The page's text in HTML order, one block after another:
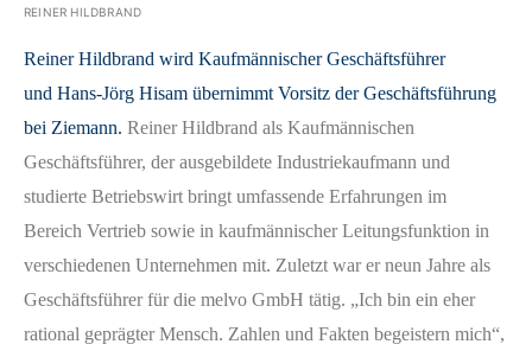
REINER HILDBRAND
Reiner Hildbrand wird Kaufmännischer Geschäftsführer
und Hans-Jörg Hisam übernimmt Vorsitz der Geschäftsführung
bei Ziemann. Reiner Hildbrand als Kaufmännischen
Geschäftsführer, der ausgebildete Industriekaufmann und
studierte Betriebswirt bringt umfassende Erfahrungen im
Bereich Vertrieb sowie in kaufmännischer Leitungsfunktion in
verschiedenen Unternehmen mit. Zuletzt war er neun Jahre als
Geschäftsführer für die melvo GmbH tätig. „Ich bin ein eher
rational geprägter Mensch. Zahlen und Fakten begeistern mich“,